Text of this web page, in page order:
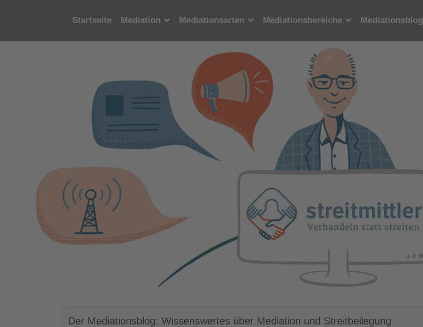
Startseite Mediation Mediationsarten Mediationsbereiche Mediationsblog
Der Mediationsblog: Wissenswertes über Mediation und Streitbeilegung